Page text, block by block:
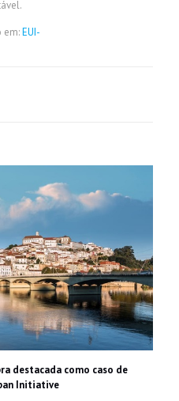
em:EUI-
destacada como caso de
Initiative